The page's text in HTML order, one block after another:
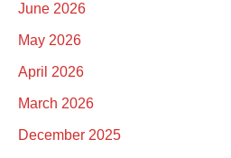
June 2026
May 2026
April 2026
March 2026
December 2025